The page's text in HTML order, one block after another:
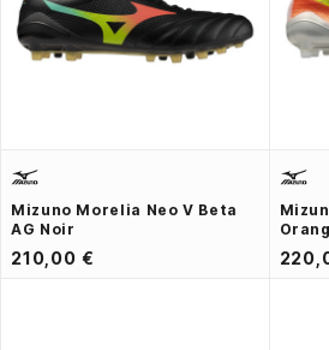
Mizuno Morelia Neo V Beta
AG Noir
210,00 €